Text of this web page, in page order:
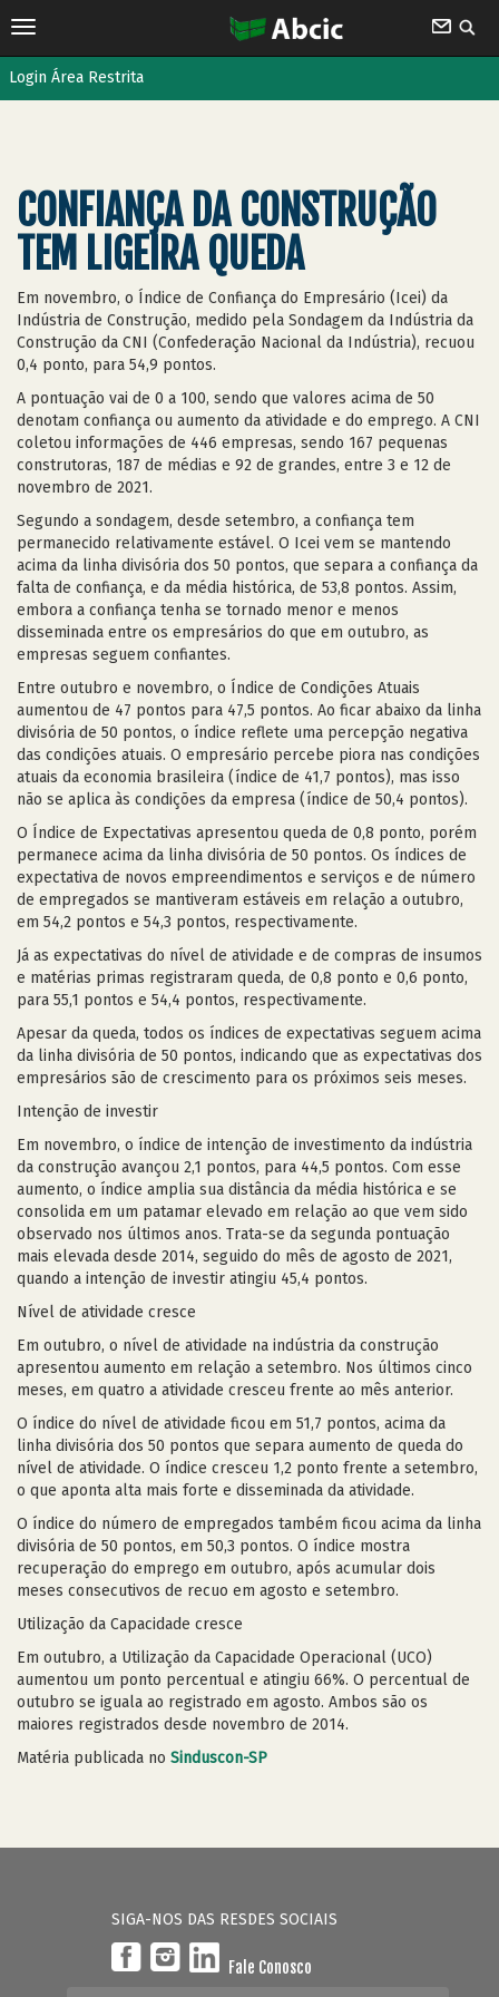
Login Área Restrita
CONFIANÇA DA CONSTRUÇÃO
TEM LIGEIRA QUEDA
Em novembro, o Índice de Confiança do Empresário (Icei) da
Indústria de Construção, medido pela Sondagem da Indústria da
Construção da CNI (Confederação Nacional da Indústria), recuou
0,4 ponto, para 54,9 pontos.
A pontuação vai de 0 a 100, sendo que valores acima de 50
denotam confiança ou aumento da atividade e do emprego. A CNI
coletou informações de 446 empresas, sendo 167 pequenas
construtoras, 187 de médias e 92 de grandes, entre 3 e 12 de
novembro de 2021.
Segundo a sondagem, desde setembro, a confiança tem
permanecido relativamente estável. O Icei vem se mantendo
acima da linha divisória dos 50 pontos, que separa a confiança da
falta de confiança, e da média histórica, de 53,8 pontos. Assim,
embora a confiança tenha se tornado menor e menos
disseminada entre os empresários do que em outubro, as
empresas seguem confiantes.
Entre outubro e novembro, o Índice de Condições Atuais
aumentou de 47 pontos para 47,5 pontos. Ao ficar abaixo da linha
divisória de 50 pontos, o índice reflete uma percepção negativa
das condições atuais. O empresário percebe piora nas condições
atuais da economia brasileira (índice de 41,7 pontos), mas isso
não se aplica às condições da empresa (índice de 50,4 pontos).
O Índice de Expectativas apresentou queda de 0,8 ponto, porém
permanece acima da linha divisória de 50 pontos. Os índices de
expectativa de novos empreendimentos e serviços e de número
de empregados se mantiveram estáveis em relação a outubro,
em 54,2 pontos e 54,3 pontos, respectivamente.
Já as expectativas do nível de atividade e de compras de insumos
e matérias primas registraram queda, de 0,8 ponto e 0,6 ponto,
para 55,1 pontos e 54,4 pontos, respectivamente.
Apesar da queda, todos os índices de expectativas seguem acima
da linha divisória de 50 pontos, indicando que as expectativas dos
empresários são de crescimento para os próximos seis meses.
Intenção de investir
Em novembro, o índice de intenção de investimento da indústria
da construção avançou 2,1 pontos, para 44,5 pontos. Com esse
aumento, o índice amplia sua distância da média histórica e se
consolida em um patamar elevado em relação ao que vem sido
observado nos últimos anos. Trata-se da segunda pontuação
mais elevada desde 2014, seguido do mês de agosto de 2021,
quando a intenção de investir atingiu 45,4 pontos.
Nível de atividade cresce
Em outubro, o nível de atividade na indústria da construção
apresentou aumento em relação a setembro. Nos últimos cinco
meses, em quatro a atividade cresceu frente ao mês anterior.
O índice do nível de atividade ficou em 51,7 pontos, acima da
linha divisória dos 50 pontos que separa aumento de queda do
nível de atividade. O índice cresceu 1,2 ponto frente a setembro,
o que aponta alta mais forte e disseminada da atividade.
O índice do número de empregados também ficou acima da linha
divisória de 50 pontos, em 50,3 pontos. O índice mostra
recuperação do emprego em outubro, após acumular dois
meses consecutivos de recuo em agosto e setembro.
Utilização da Capacidade cresce
Em outubro, a Utilização da Capacidade Operacional (UCO)
aumentou um ponto percentual e atingiu 66%. O percentual de
outubro se iguala ao registrado em agosto. Ambos são os
maiores registrados desde novembro de 2014.
Matéria publicada no Sinduscon-SP
SIGA-NOS DAS RESDES SOCIAIS
Fale Conosco